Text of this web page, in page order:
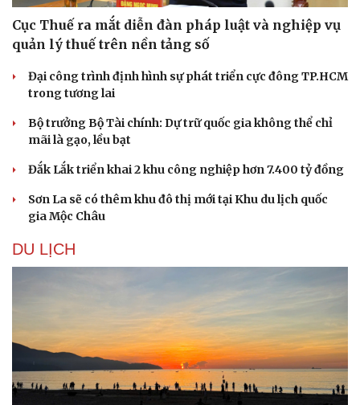
Dinh dưỡng - món ngon
Cây thuốc
Sản phụ khoa
Nam khoa
Làm đẹp - giảm cân
Ăn sạch sống khỏe
Nhà đẹp
Tình yêu - Gia đình
Cục Thuế ra mắt diễn đàn pháp luật và nghiệp vụ
quản lý thuế trên nền tảng số
Đại công trình định hình sự phát triển cực đông TP.HCM
trong tương lai
Bộ trưởng Bộ Tài chính: Dự trữ quốc gia không thể chỉ
mãi là gạo, lều bạt
Đắk Lắk triển khai 2 khu công nghiệp hơn 7.400 tỷ đồng
Sơn La sẽ có thêm khu đô thị mới tại Khu du lịch quốc
gia Mộc Châu
DU LỊCH